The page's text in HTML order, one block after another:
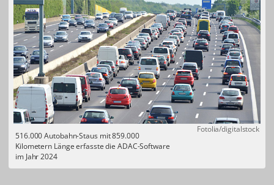
Fotolia/digitalstock
516.000 Autobahn-Staus mit 859.000
Kilometern Länge erfasste die ADAC-Software
im Jahr 2024